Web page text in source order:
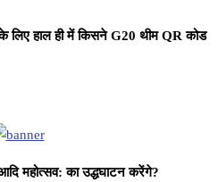
लिए हाल ही में किसने G20 थीम QR कोड
महोत्सव: का उद्धघाटन करेंगे?